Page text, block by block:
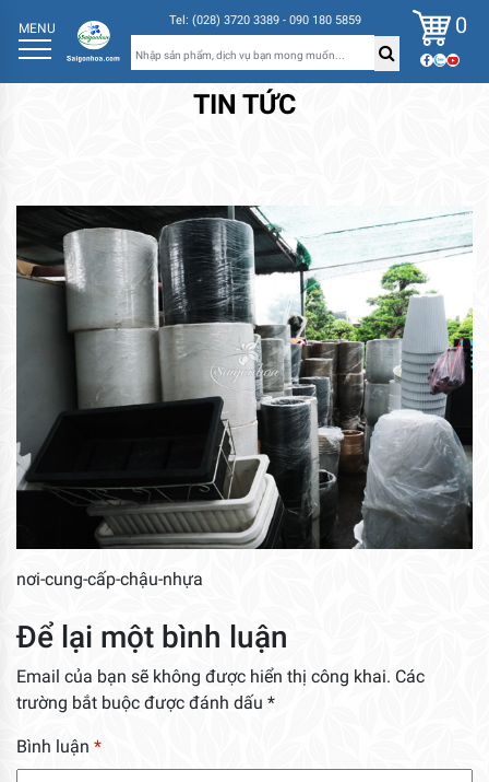
MENU Tel: (028) 3720 3389 - 090 180 5859 0
TIN TỨC
nơi-cung-cấp-chậu-nhựa
Để lại một bình luận
Email của bạn sẽ không được hiển thị công khai. Các
trường bắt buộc được đánh dấu *
Bình luận *